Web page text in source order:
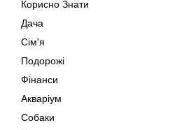
Корисно Знати
Дача
Сім'я
Подорожі
Фінанси
Акваріум
Собаки